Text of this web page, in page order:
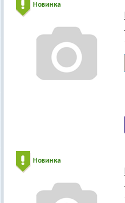
Новинка
Новинка